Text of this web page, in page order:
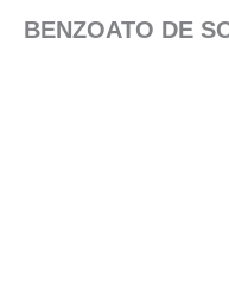
BENZOATO DE